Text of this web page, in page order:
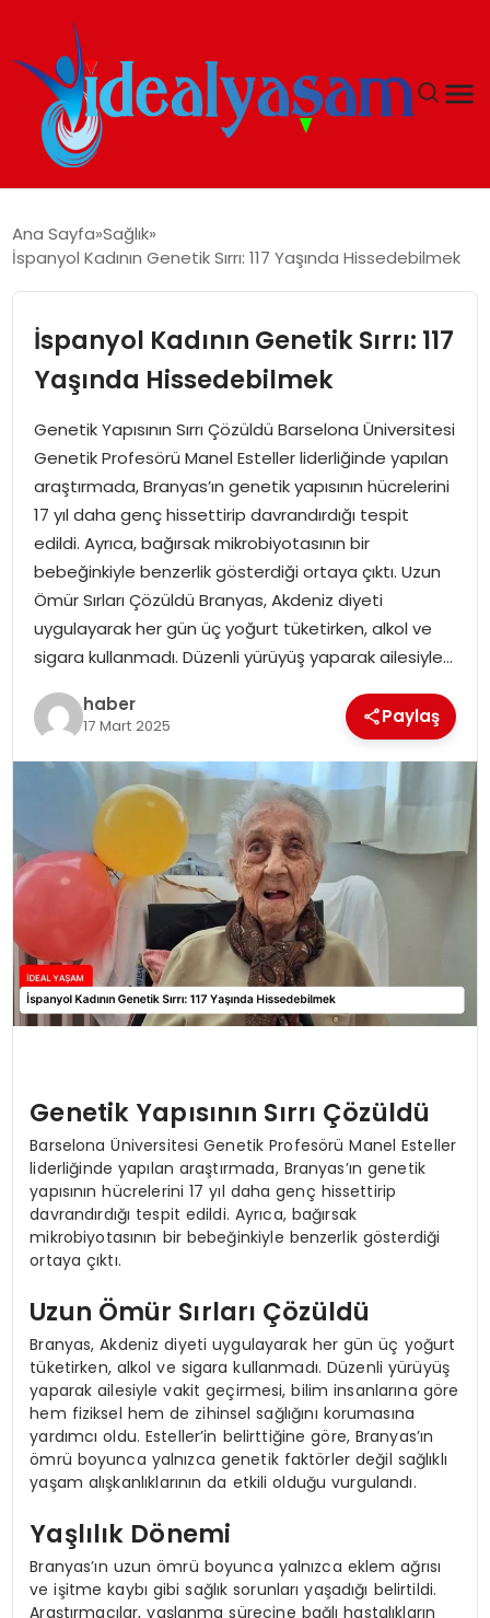
GÜNDEM
EKONOMI
İDEAL YAŞAM
İDEAL SPOR
YAŞAM
MAGAZIN
SAĞLIK
SOSYAL HABER
Ana Sayfa Sağlık
İspanyol Kadının Genetik Sırrı: 117 Yaşında Hissedebilmek
İspanyol Kadının Genetik Sırrı: 117
Yaşında Hissedebilmek
Genetik Yapısının Sırrı Çözüldü Barselona Üniversitesi
Genetik Profesörü Manel Esteller liderliğinde yapılan
araştırmada, Branyas’ın genetik yapısının hücrelerini
17 yıl daha genç hissettirip davrandırdığı tespit
edildi. Ayrıca, bağırsak mikrobiyotasının bir
bebeğinkiyle benzerlik gösterdiği ortaya çıktı. Uzun
Ömür Sırları Çözüldü Branyas, Akdeniz diyeti
uygulayarak her gün üç yoğurt tüketirken, alkol ve
sigara kullanmadı. Düzenli yürüyüş yaparak ailesiyle…
haber
17 Mart 2025 Paylaş
Genetik Yapısının Sırrı Çözüldü
Barselona Üniversitesi Genetik Profesörü Manel Esteller
liderliğinde yapılan araştırmada, Branyas’ın genetik
yapısının hücrelerini 17 yıl daha genç hissettirip
davrandırdığı tespit edildi. Ayrıca, bağırsak
mikrobiyotasının bir bebeğinkiyle benzerlik gösterdiği
ortaya çıktı.
Uzun Ömür Sırları Çözüldü
Branyas, Akdeniz diyeti uygulayarak her gün üç yoğurt
tüketirken, alkol ve sigara kullanmadı. Düzenli yürüyüş
yaparak ailesiyle vakit geçirmesi, bilim insanlarına göre
hem fiziksel hem de zihinsel sağlığını korumasına
yardımcı oldu. Esteller’in belirttiğine göre, Branyas’ın
ömrü boyunca yalnızca genetik faktörler değil sağlıklı
yaşam alışkanlıklarının da etkili olduğu vurgulandı.
Yaşlılık Dönemi
Branyas’ın uzun ömrü boyunca yalnızca eklem ağrısı
ve işitme kaybı gibi sağlık sorunları yaşadığı belirtildi.
Araştırmacılar, yaşlanma sürecine bağlı hastalıkların